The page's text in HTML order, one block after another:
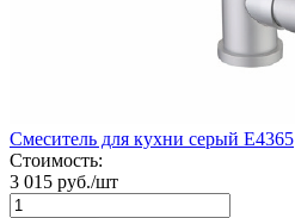
Смеситель для кухни серый Е4365
Стоимость:
3 015 руб./шт